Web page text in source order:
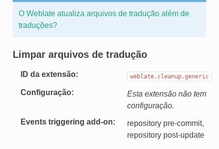
O Weblate atualiza arquivos de tradução além de
traduções?
Limpar arquivos de tradução
ID da extensão weblate.cleanup.generic
Configuração
Esta extensão não tem
configuração.
Events triggering add-on
repository pre-commit,
repository post-update